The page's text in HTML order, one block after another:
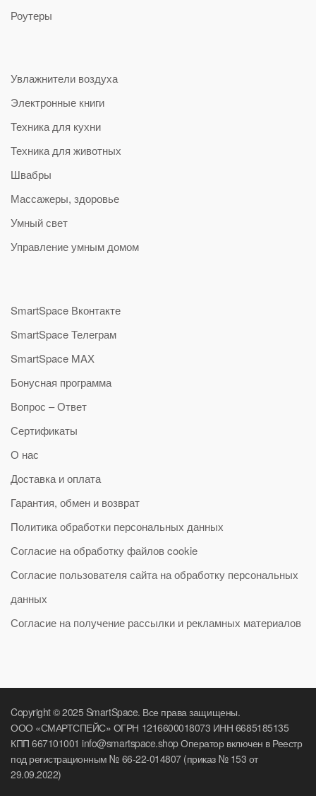
Роутеры
Увлажнители воздуха
Электронные книги
Техника для кухни
Техника для животных
Швабры
Массажеры, здоровье
Умный свет
Управление умным домом
SmartSpace Вконтакте
SmartSpace Телеграм
SmartSpace MAX
Бонусная программа
Вопрос – Ответ
Сертификаты
О нас
Доставка и оплата
Гарантия, обмен и возврат
Политика обработки персональных данных
Согласие на обработку файлов cookie
Согласие пользователя сайта на обработку персональных
данных
Согласие на получение рассылки и рекламных материалов
Copyright © 2025 SmartSpace. Все права защищены.
ООО «СМАРТСПЕЙС» ОГРН 1216600018073 ИНН 6685185135
КПП 667101001 info@smartspace.shop Оператор включен в Реестр
под регистрационным № 66-22-014807 (приказ № 153 от
29.09.2022)